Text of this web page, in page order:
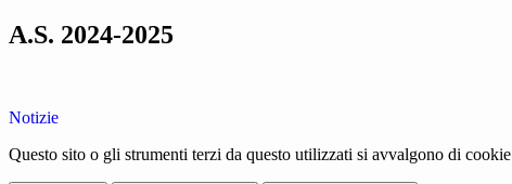
A.S. 2024-2025
Notizie
Questo sito o gli strumenti terzi da questo utilizzati si avvalgono di